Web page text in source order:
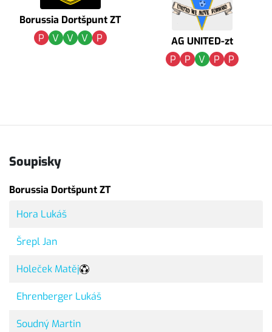
Borussia Dortšpunt ZT
P
V V V P
AG UNITED-zt
P
P V P P
Soupisky
Borussia Dortšpunt ZT
Hora Lukáš
Šrepl Jan
Holeček Matěj
Ehrenberger Lukáš
Soudný Martin